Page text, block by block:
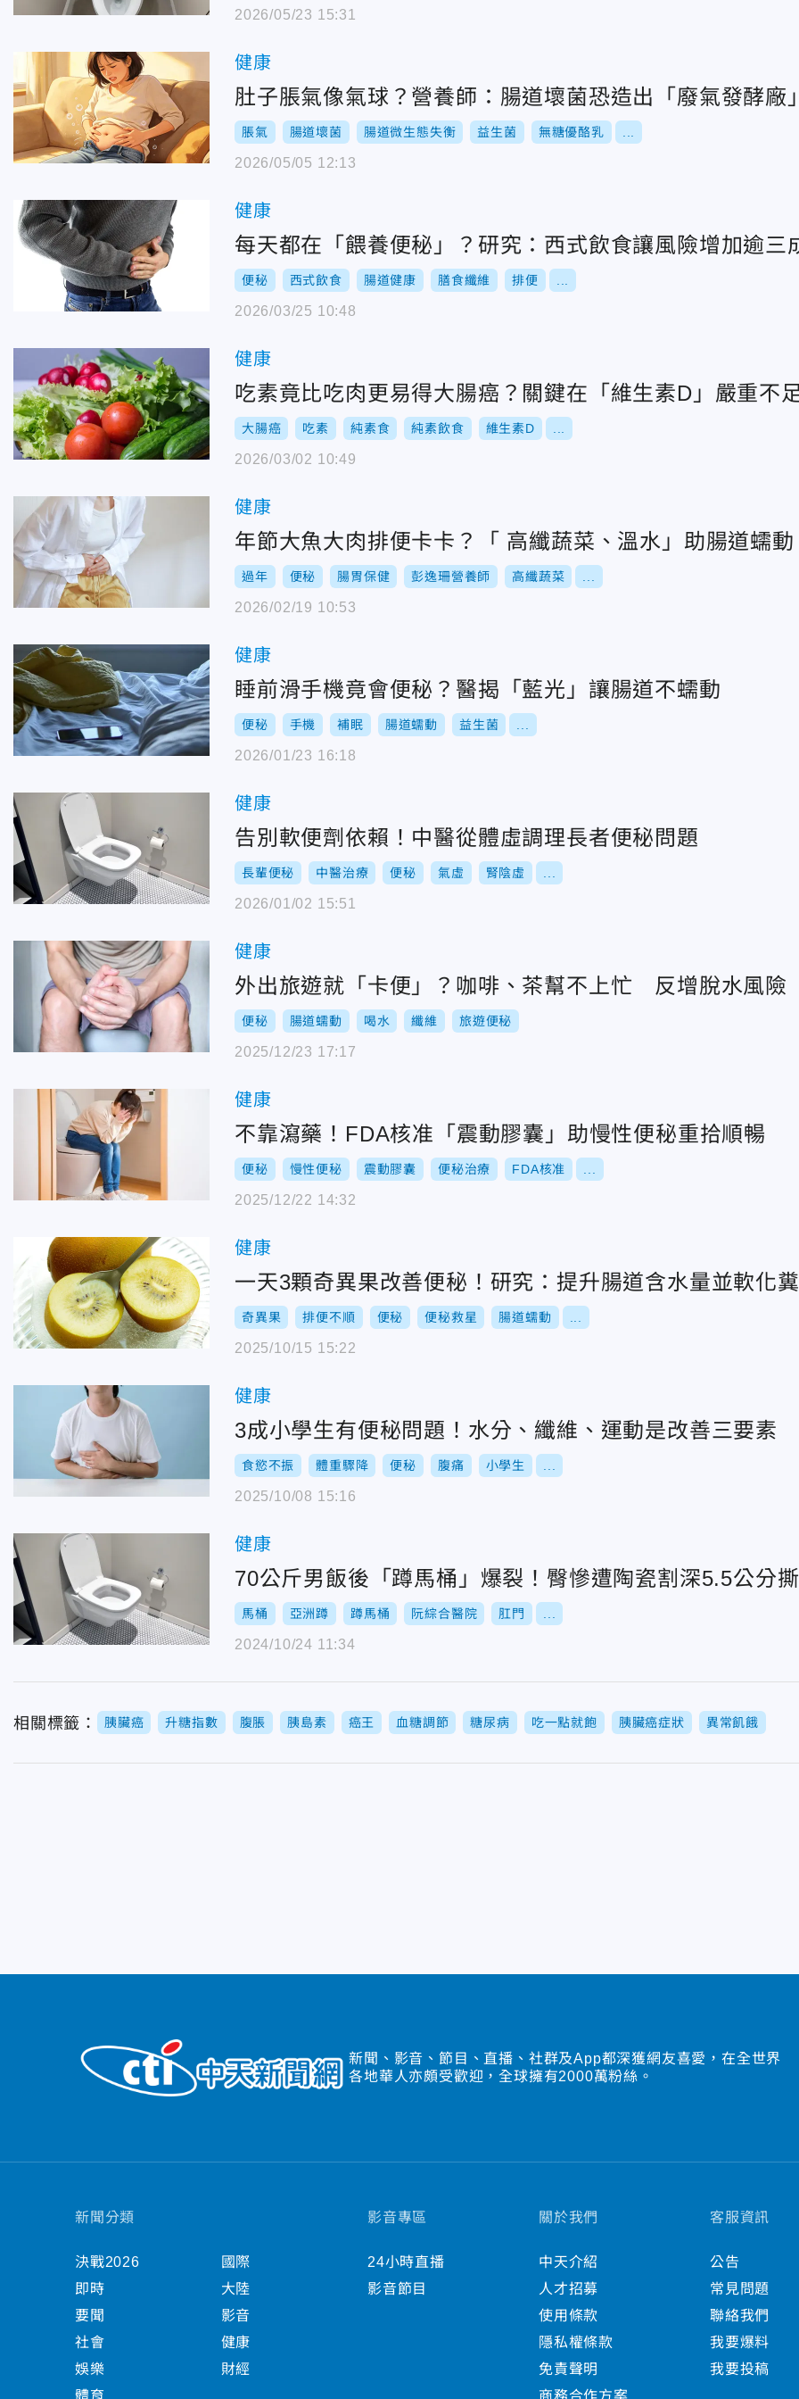
2026/05/23 15:31
健康
肚子脹氣像氣球？營養師：腸道壞菌恐造出「廢氣發酵廠」
脹氣 腸道壞菌 腸道微生態失衡 益生菌 無糖優酪乳
2026/05/05 12:13
健康
每天都在「餵養便秘」？研究：西式飲食讓風險增加逾三
便秘 西式飲食 腸道健康 膳食纖維 排便
2026/03/25 10:48
健康
吃素竟比吃肉更易得大腸癌？關鍵在「維生素D」嚴重不
大腸癌 吃素 純素食 純素飲食 維生素D
2026/03/02 10:49
健康
年節大魚大肉排便卡卡？「 高纖蔬菜、溫水」助腸道蠕動
過年 便秘 腸胃保健 彭逸珊營養師 高纖蔬菜
2026/02/19 10:53
健康
睡前滑手機竟會便秘？醫揭「藍光」讓腸道不蠕動
便秘 手機 補眠 腸道蠕動 益生菌
2026/01/23 16:18
健康
告別軟便劑依賴！中醫從體虛調理長者便秘問題
長輩便秘 中醫治療 便秘 氣虛 腎陰虛
2026/01/02 15:51
健康
外出旅遊就「卡便」？咖啡、茶幫不上忙 反增脫水風險
便秘 腸道蠕動 喝水 纖維 旅遊便秘
2025/12/23 17:17
健康
不靠瀉藥！FDA核准「震動膠囊」助慢性便秘重拾順暢
便秘 慢性便秘 震動膠囊 便秘治療 FDA核准
2025/12/22 14:32
健康
一天3顆奇異果改善便秘！研究：提升腸道含水量並軟化
奇異果 排便不順 便秘 便秘救星 腸道蠕動
2025/10/15 15:22
健康
3成小學生有便秘問題！水分、纖維、運動是改善三要素
食慾不振 體重驟降 便秘 腹痛 小學生
2025/10/08 15:16
健康
70公斤男飯後「蹲馬桶」爆裂！臀慘遭陶瓷割深5.5公分
馬桶 亞洲蹲 蹲馬桶 阮綜合醫院 肛門
2024/10/24 11:34
相關標籤： 胰臟癌 升糖指數 腹脹 胰島素 癌王 血糖調節 糖尿病 吃一點就飽 胰臟癌症狀 異常飢餓
新聞、影音、節目、直播、社群及App都深獲網友喜愛，在全世界
各地華人亦頗受歡迎，全球擁有2000萬粉絲。
新聞分類
決戰2026
即時
要聞
社會
娛樂
體育
國際
大陸
影音
健康
財經
影音專區
24小時直播
影音節目
關於我們
中天介紹
人才招募
使用條款
隱私權條款
免責聲明
商務合作方案
客服資訊
公告
常見問題
聯絡我們
我要爆料
我要投稿